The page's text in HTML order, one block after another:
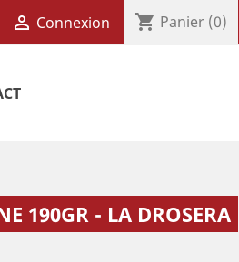
 Connexion shopping_cart Panier (0)
190GR - LA DROSERA